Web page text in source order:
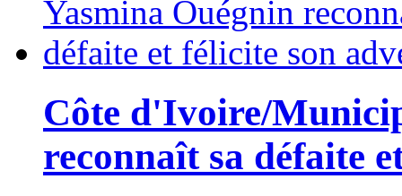
Côte d'Ivoire/
reconnaît sa défaite